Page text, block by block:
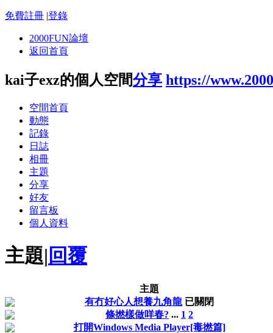
免費註冊 |登錄
2000FUN論壇
返回首頁
kai子exz的個人空間分享 https://
空間首頁
動態
記錄
日誌
相冊
主題
分享
好友
留言板
個人資料
主題| 回覆
主題
有冇好心人想養九角龍 已關閉
條撚樣做咩春? ... 1 2
打開Windows Media Player[毒撚篇]